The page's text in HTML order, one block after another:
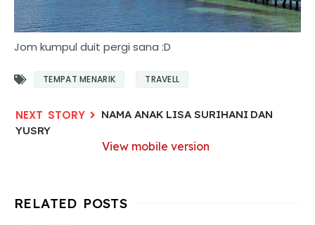
Jom kumpul duit pergi sana :D
TEMPAT MENARIK TRAVELL
NAMA ANAK LISA SURIHANI DAN
YUSRY
View mobile version